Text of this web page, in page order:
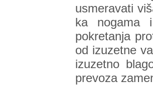
usmeravati
ka nogama
pokretanja
od izuzetne
izuzetno
prevoza